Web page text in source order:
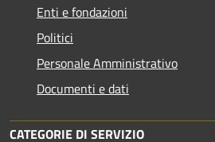
Enti e fondazioni
Politici
Personale Amministrativo
Documenti e dati
CATEGORIE DI SERVIZIO